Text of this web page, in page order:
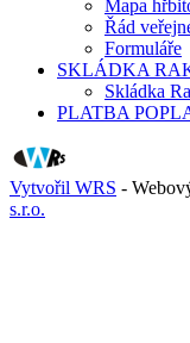
Mapa
Řád
Formuláře
SKLÁDKA
Skládka
PLATBA
Vytvořil WRS -
s.r.o.